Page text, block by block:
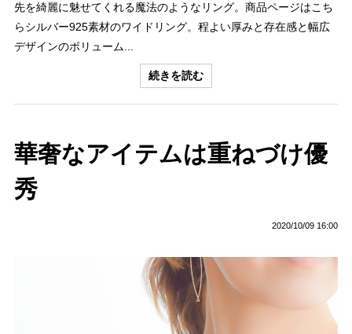
先を綺麗に魅せてくれる魔法のようなリング。商品ページはこち
らシルバー925素材のワイドリング。程よい厚みと存在感と幅広
デザインのボリューム...
続きを読む
華奢なアイテムは重ねづけ優
秀
2020/10/09 16:00